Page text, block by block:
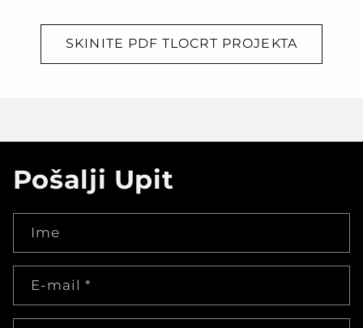
SKINITE PDF TLOCRT PROJEKTA
Pošalji Upit
Ime
E-mail*